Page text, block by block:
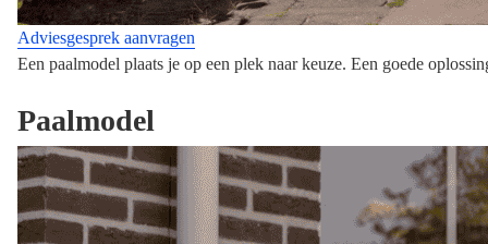
Adviesgesprek aanvragen
Een paalmodel plaats je op een plek naar keuze. Een goede
Paalmodel